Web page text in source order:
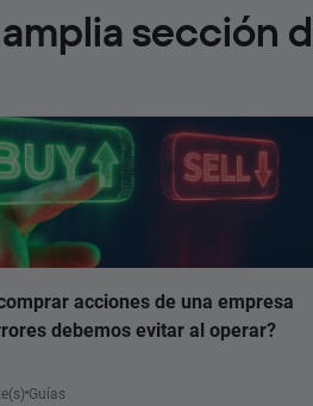
sección
acciones de una empresa
debemos evitar al operar?
Guías